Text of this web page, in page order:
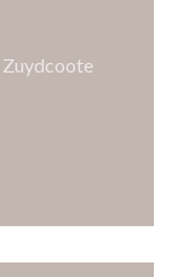
Zuydcoote((新しい
しいウィンドウ
((新しいウィ